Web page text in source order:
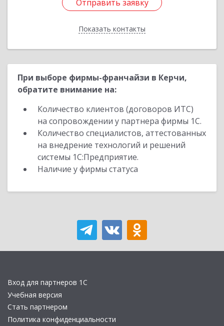
Отправить заявку
Показать контакты
Отправить заявку
Назад
При выборе фирмы-франчайзи в Керчи,
обратите внимание на:
Количество клиентов (договоров ИТС)
на сопровождении у партнера фирмы 1С.
Количество специалистов, аттестованных
на внедрение технологий и решений
системы 1С:Предприятие.
Наличие у фирмы статуса
Вход для партнеров 1С
Учебная версия
Стать партнером
Политика конфиденциальности